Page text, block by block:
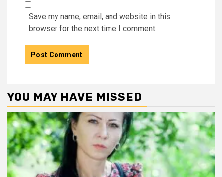
Save my name, email, and website in this
browser for the next time I comment.
YOU MAY HAVE MISSED